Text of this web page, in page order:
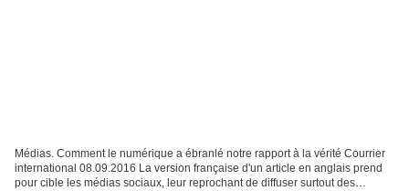
Médias. Comment le numérique a ébranlé notre rapport à la vérité Courrier
international 08.09.2016 La version française d'un article en anglais prend
pour cible les médias sociaux, leur reprochant de diffuser surtout des